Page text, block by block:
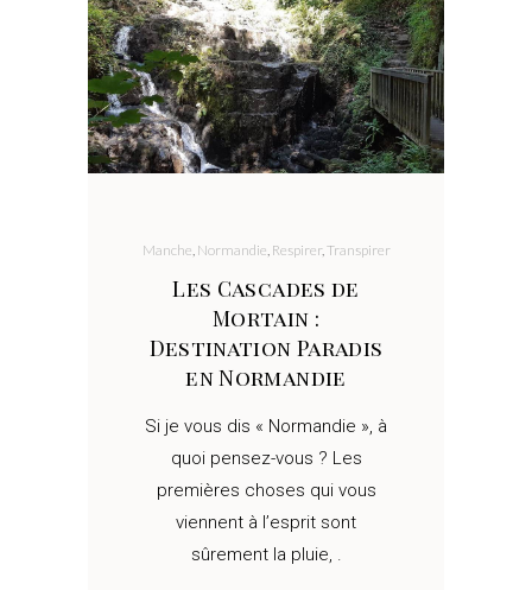
Manche Normandie Respirer, Transpirer
Les Cascades de
Mortain :
Destination Paradis
en Normandie
Si je vous dis « Normandie », à
quoi pensez-vous ? Les
premières choses qui vous
viennent à l’esprit sont
sûrement la pluie,